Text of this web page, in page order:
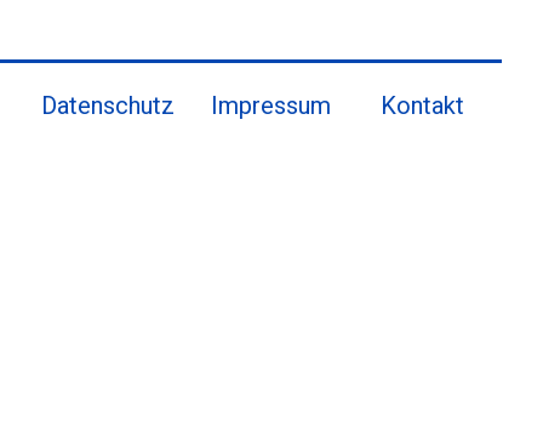
Datenschutz Impressum Kontakt